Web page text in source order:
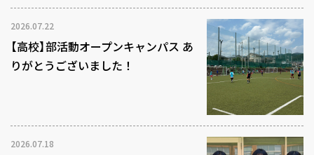
2026.07.22
【高校】部活動オープンキャンパス あ
りがとうございました！
2026.07.18